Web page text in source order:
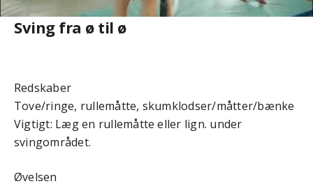
Sving fra ø til ø
Redskaber
Tove/ringe, rullemåtte, skumklodser/måtter/bænke
Vigtigt: Læg en rullemåtte eller lign. under
svingområdet.
Øvelsen